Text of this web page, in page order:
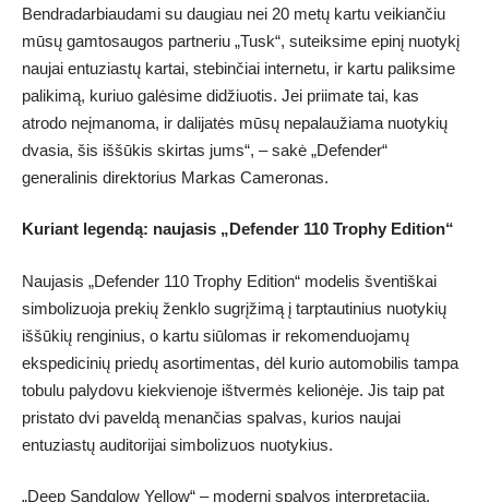
Bendradarbiaudami su daugiau nei 20 metų kartu veikiančiu
mūsų gamtosaugos partneriu „Tusk“, suteiksime epinį nuotykį
naujai entuziastų kartai, stebinčiai internetu, ir kartu paliksime
palikimą, kuriuo galėsime didžiuotis. Jei priimate tai, kas
atrodo neįmanoma, ir dalijatės mūsų nepalaužiama nuotykių
dvasia, šis iššūkis skirtas jums“, – sakė „Defender“
generalinis direktorius Markas Cameronas.
Kuriant legendą: naujasis „Defender 110 Trophy Edition“
Naujasis „Defender 110 Trophy Edition“ modelis šventiškai
simbolizuoja prekių ženklo sugrįžimą į tarptautinius nuotykių
iššūkių renginius, o kartu siūlomas ir rekomenduojamų
ekspedicinių priedų asortimentas, dėl kurio automobilis tampa
tobulu palydovu kiekvienoje ištvermės kelionėje. Jis taip pat
pristato dvi paveldą menančias spalvas, kurios naujai
entuziastų auditorijai simbolizuos nuotykius.
„Deep Sandglow Yellow“ – moderni spalvos interpretacija,